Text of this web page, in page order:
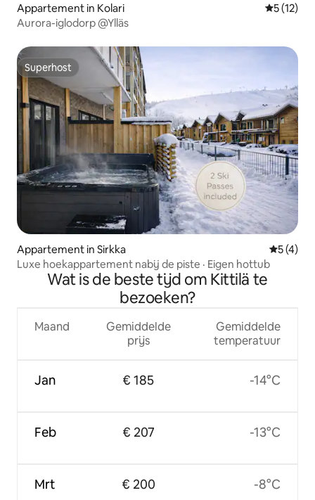
Appartement in Kolari
5 (12)
Aurora-iglodorp @Ylläs
Superhost
Superhost
Appartement in Sirkka
5 (4)
Luxe hoekappartement nabij de piste · Eigen hottub
Wat is de beste tijd om Kittilä te
bezoeken?
Maand
Jan
Feb
Mrt
Gemiddelde
prijs
€ 185
€ 207
€ 200
Gemiddelde
temperatuur
-14°C
-13°C
-8°C